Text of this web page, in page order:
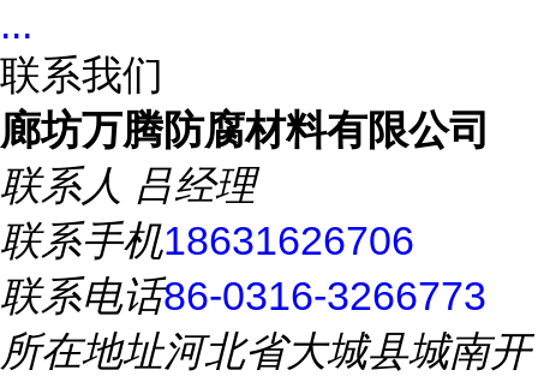
...
联系我们
廊坊万腾防腐材料有限公司
联系人 吕经理
联系手机18631626706
联系电话86-0316-3266773
所在地址河北省大城县城南开